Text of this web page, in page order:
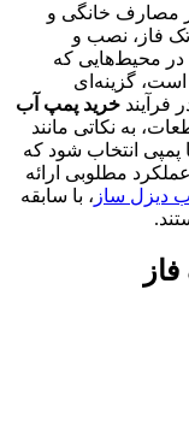
مصارف خانگی و
فاز، نصب و
در محیط‌هایی که
گزینه‌ای
خرید پمپ آب
به نکاتی مانند
انتخاب شود که
مطلوبی ارائه
دیزل ساز ، با سابقه